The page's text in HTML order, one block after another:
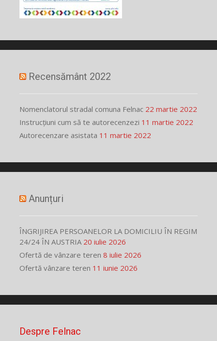
Recensământ 2022
Nomenclatorul stradal comuna Felnac 22 martie 2022
Instrucțiuni cum să te autorecenzezi 11 martie 2022
Autorecenzare asistata 11 martie 2022
Anunțuri
ÎNGRIJIREA PERSOANELOR LA DOMICILIU ÎN REGIM
24/24 ÎN AUSTRIA 20 iulie 2026
Ofertă de vânzare teren 8 iulie 2026
Ofertă vânzare teren 11 iunie 2026
Despre Felnac